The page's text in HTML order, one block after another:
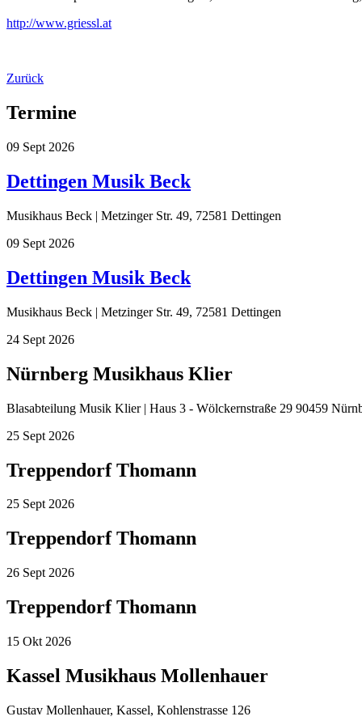
http://www.griessl.at
Zurück
Termine
09 Sept 2026
Dettingen Musik Beck
Musikhaus Beck | Metzinger Str. 49, 72581 Dettingen
09 Sept 2026
Dettingen Musik Beck
Musikhaus Beck | Metzinger Str. 49, 72581 Dettingen
24 Sept 2026
Nürnberg Musikhaus Klier
Blasabteilung Musik Klier | Haus 3 - Wölckernstraße 29 90459
25 Sept 2026
Treppendorf Thomann
25 Sept 2026
Treppendorf Thomann
26 Sept 2026
Treppendorf Thomann
15 Okt 2026
Kassel Musikhaus Mollenhauer
Gustav Mollenhauer, Kassel, Kohlenstrasse 126